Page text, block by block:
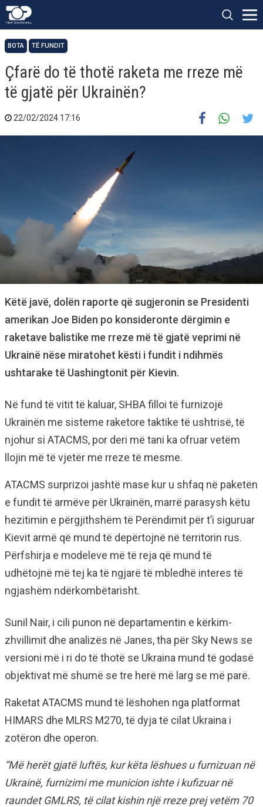
BOTA TË FUNDIT
Çfarë do të thotë raketa me rreze më
të gjatë për Ukrainën?
22/02/2024 17:16
Këtë javë, dolën raporte që sugjeronin se Presidenti
amerikan Joe Biden po konsideronte dërgimin e
raketave balistike me rreze më të gjatë veprimi në
Ukrainë nëse miratohet kësti i fundit i ndihmës
ushtarake të Uashingtonit për Kievin.
Në fund të vitit të kaluar, SHBA filloi të furnizojë
Ukrainën me sisteme raketore taktike të ushtrisë, të
njohur si ATACMS, por deri më tani ka ofruar vetëm
llojin më të vjetër me rreze të mesme.
ATACMS surprizoi jashtë mase kur u shfaq në paketën
e fundit të armëve për Ukrainën, marrë parasysh këtu
hezitimin e përgjithshëm të Perëndimit për t’i siguruar
Kievit armë që mund të depërtojnë në territorin rus.
Përfshirja e modeleve më të reja që mund të
udhëtojnë më tej ka të ngjarë të mbledhë interes të
ngjashëm ndërkombëtarisht.
Sunil Nair, i cili punon në departamentin e kërkim-
zhvillimit dhe analizës në Janes, tha për Sky News se
versioni më i ri do të thotë se Ukraina mund të godasë
objektivat më shumë se tre herë më larg se më parë.
Raketat ATACMS mund të lëshohen nga platformat
HIMARS dhe MLRS M270, të dyja të cilat Ukraina i
zotëron dhe operon.
“Më herët gjatë luftës, kur këta lëshues u furnizuan në
Ukrainë, furnizimi me municion ishte i kufizuar në
raundet GMLRS, të cilat kishin një rreze prej vetëm 70